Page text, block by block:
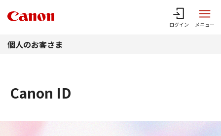
ログイン メニュー
個人のお客さま
Canon ID